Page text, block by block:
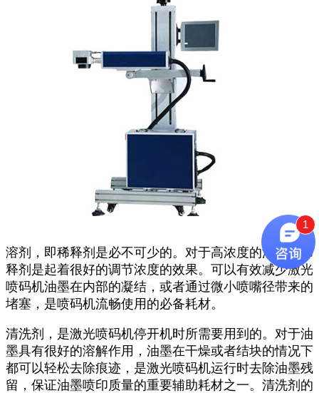
溶剂，即稀释剂是必不可少的。对于高浓度的油墨，稀
释剂是起着很好的调节浓度的效果。可以有效减少激光
喷码机油墨在内部的凝结，或者通过微小喷嘴径带来的
堵塞，是喷码机流畅使用的必备耗材。
清洗剂，是激光喷码机停开机时所需要用到的。对于油
墨具有很好的溶解作用，油墨在干燥或者结块的情况下
都可以轻松去除痕迹，是激光喷码机运行时去除油墨残
留，保证油墨喷印质量的重要辅助耗材之一。清洗剂的
1